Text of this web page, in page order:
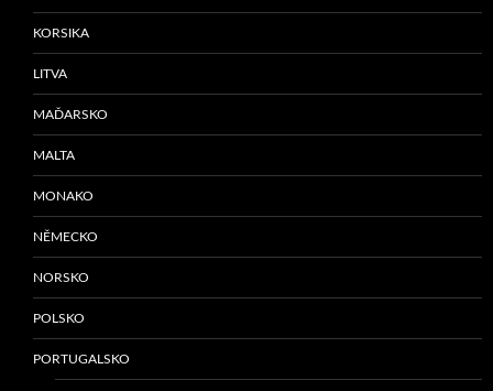
KORSIKA
LITVA
MAĎARSKO
MALTA
MONAKO
NĚMECKO
NORSKO
POLSKO
PORTUGALSKO